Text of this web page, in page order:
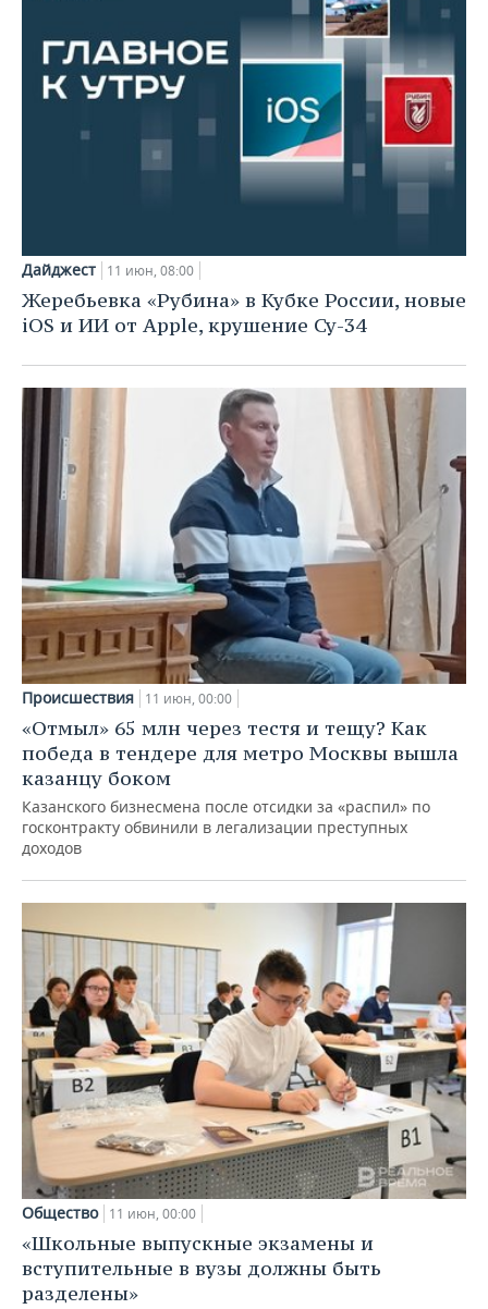
Дайджест 11 июн, 08:00
Жеребьевка «Рубина» в Кубке России, новые
iOS и ИИ от Apple, крушение Су-34
Происшествия 11 июн, 00:00
«Отмыл» 65 млн через тестя и тещу? Как
победа в тендере для метро Москвы вышла
казанцу боком
Казанского бизнесмена после отсидки за «распил» по
госконтракту обвинили в легализации преступных
доходов
Общество 11 июн, 00:00
«Школьные выпускные экзамены и
вступительные в вузы должны быть
разделены»